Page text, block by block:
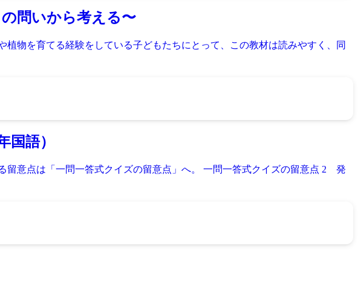
問いから考える〜
物を育てる経験をしている子どもたちにとって、この教材は読みやすく、同
国語）
意点は「一問一答式クイズの留意点」へ。 一問一答式クイズの留意点 2 発